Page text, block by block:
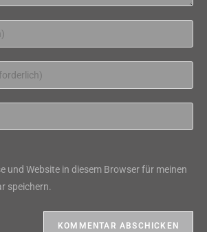
und Website in diesem Browser für meinen
speichern.